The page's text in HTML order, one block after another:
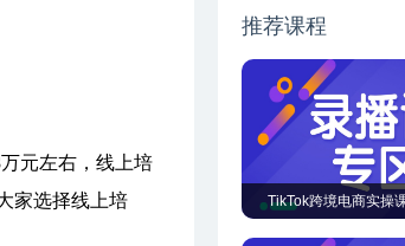
元左右，线上培
家选择线上培
推荐课程
TikTok跨境电商实操